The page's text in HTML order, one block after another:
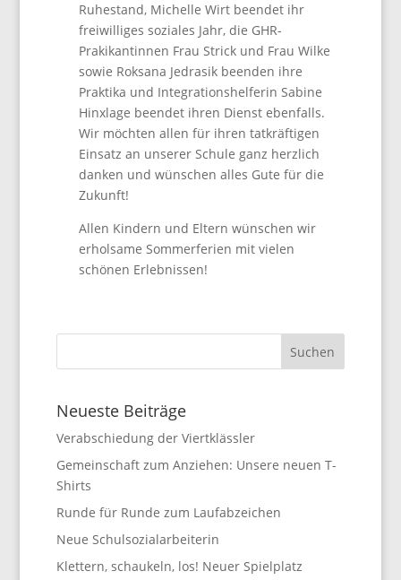
Ruhestand, Michelle Wirt beendet ihr
freiwilliges soziales Jahr, die GHR-
Prakikantinnen Frau Strick und Frau Wilke
sowie Roksana Jedrasik beenden ihre
Praktika und Integrationshelferin Sabine
Hinxlage beendet ihren Dienst ebenfalls.
Wir möchten allen für ihren tatkräftigen
Einsatz an unserer Schule ganz herzlich
danken und wünschen alles Gute für die
Zukunft!
Allen Kindern und Eltern wünschen wir
erholsame Sommerferien mit vielen
schönen Erlebnissen!
Neueste Beiträge
Verabschiedung der Viertklässler
Gemeinschaft zum Anziehen: Unsere neuen T-
Shirts
Runde für Runde zum Laufabzeichen
Neue Schulsozialarbeiterin
Klettern, schaukeln, los! Neuer Spielplatz